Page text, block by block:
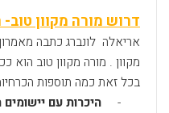
דרוש מורה מקוון
אריאלה לונברג כתבה
מקוון . מורה מקוון טוב הוא
בכל זאת כמה תוספות
-
היכרות עם